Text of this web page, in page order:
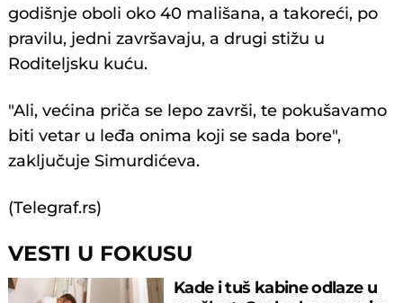
godišnje oboli oko 40 mališana, a takoreći, po
pravilu, jedni završavaju, a drugi stižu u
Roditeljsku kuću.
"Ali, većina priča se lepo završi, te pokušavamo
biti vetar u leđa onima koji se sada bore",
zaključuje Simurdićeva.
(Telegraf.rs)
VESTI U FOKUSU
Kade i tuš kabine odlaze u